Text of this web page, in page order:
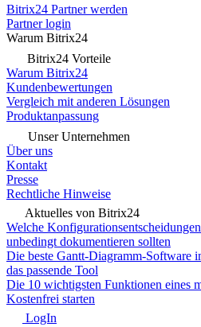
Bitrix24 Partner werden
Partner login
Warum Bitrix24
Bitrix24 Vorteile
Warum Bitrix24
Kundenbewertungen
Vergleich mit anderen Lösungen
Produktanpassung
Unser Unternehmen
Über uns
Kontakt
Presse
Rechtliche Hinweise
Aktuelles von Bitrix24
Welche
unbedingt dokumentieren sollten
Die beste Gantt-Diagramm-Software
das passende Tool
Die 10 wichtigsten Funktionen eines
Kostenfrei starten
LogIn